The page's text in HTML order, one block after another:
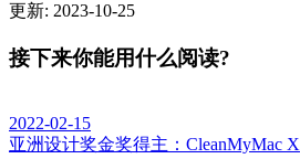
更新: 2023-10-25
接下来你能用什么阅读?
2022-02-15
亚洲设计奖金奖得主：CleanMyMac X